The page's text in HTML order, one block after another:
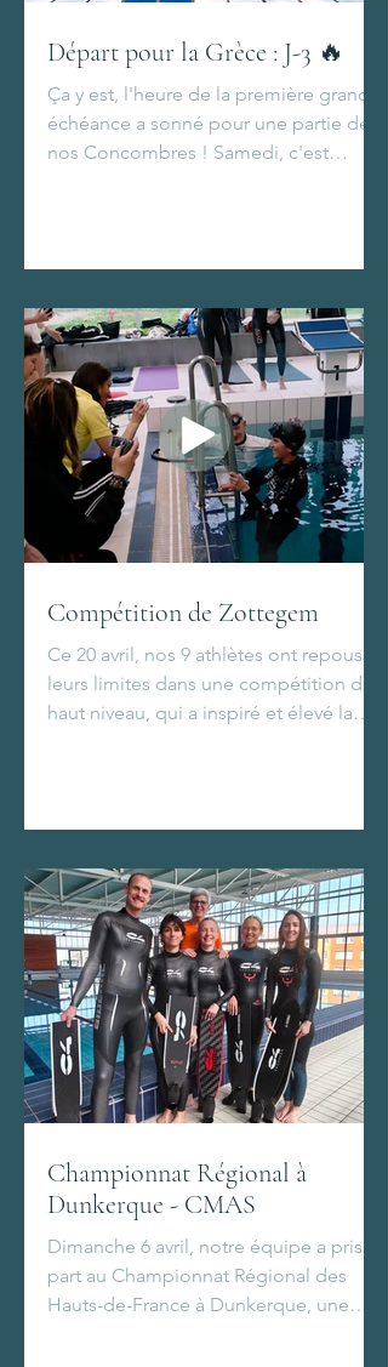
Départ pour la Grèce : J-3 🔥
Ça y est, l'heure de la première grande
échéance a sonné pour une partie de
nos Concombres ! Samedi, c'est
Compétition de Zottegem
Ce 20 avril, nos 9 athlètes ont repoussé
leurs limites dans une compétition de
haut niveau, qui a inspiré et élevé la
Championnat Régional à
Dunkerque - CMAS
Dimanche 6 avril, notre équipe a pris
part au Championnat Régional des
Hauts-de-France à Dunkerque, une